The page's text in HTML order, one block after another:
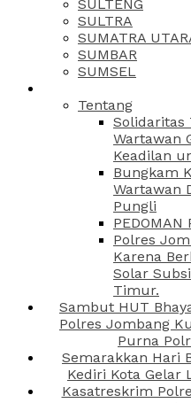
SULTENG
SULTRA
SUMATRA
SUMBAR
SUMSEL
Tentang
Solidaritas
Wartawan
Keadilan
Bungkam
Wartawan
Pungli
PEDOMAN
Polres
Karena
Solar
Timur.
Sambut HUT
Polres Jombang
Purna
Semarakkan Hari
Kediri Kota Gelar
Kasatreskrim